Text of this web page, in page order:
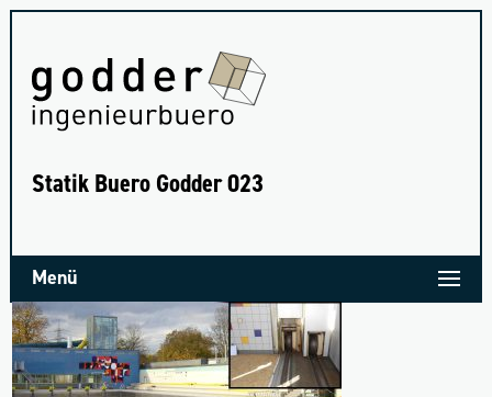
Sta­tik Bue­ro God­der 023
Menü